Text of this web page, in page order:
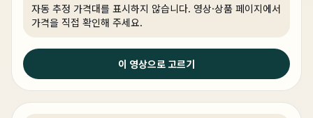
자동 추정 가격대를 표시하지 않습니다. 영상·상품 페이지에서
가격을 직접 확인해 주세요.
이 영상으로 고르기
3주 전
9800X3D + RTX 5080 화이트 빌드의 정답 #pcbuild
#rgb